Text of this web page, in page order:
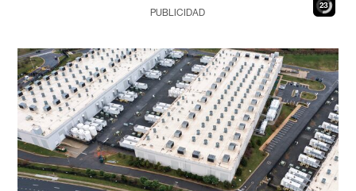
21
PUBLICIDAD